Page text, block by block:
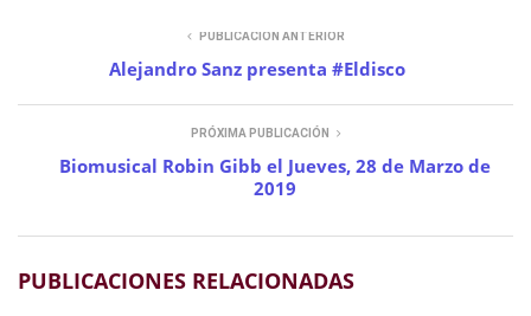
PUBLICACIÓN ANTERIOR
Alejandro Sanz presenta #Eldisco
PRÓXIMA PUBLICACIÓN
Biomusical Robin Gibb el Jueves, 28 de Marzo de
2019
PUBLICACIONES RELACIONADAS